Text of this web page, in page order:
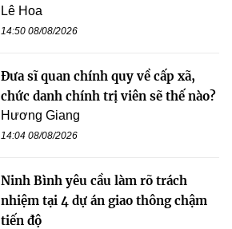
Lê Hoa
14:50 08/08/2026
Đưa sĩ quan chính quy về cấp xã,
chức danh chính trị viên sẽ thế nào?
Hương Giang
14:04 08/08/2026
Ninh Bình yêu cầu làm rõ trách
nhiệm tại 4 dự án giao thông chậm
tiến độ